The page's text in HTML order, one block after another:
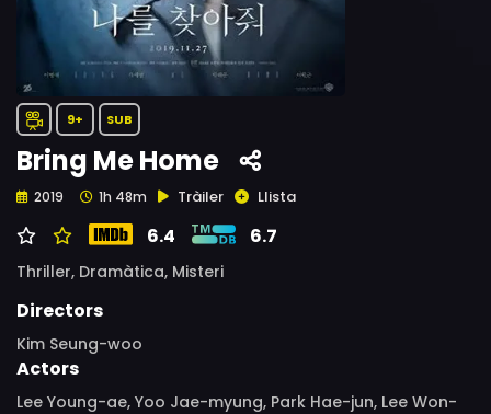
9+ SUB
Bring Me Home
2019 1h 48m Tràiler Llista
6.4 6.7
Thriller, Dramàtica, Misteri
Directors
Kim Seung-woo
Actors
Lee Young-ae, Yoo Jae-myung, Park Hae-jun, Lee Won-